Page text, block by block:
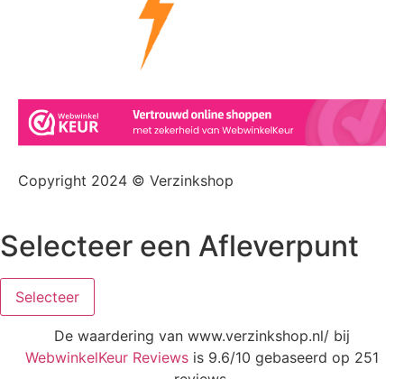
Copyright 2024 © Verzinkshop
Selecteer een Afleverpunt
Selecteer
De waardering van www.verzinkshop.nl/ bij
WebwinkelKeur Reviews is 9.6/10 gebaseerd op 251